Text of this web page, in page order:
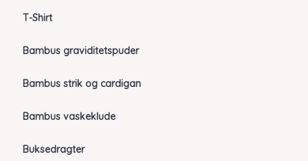
T-Shirt
Bambus graviditetspuder
Bambus strik og cardigan
Bambus vaskeklude
Buksedragter